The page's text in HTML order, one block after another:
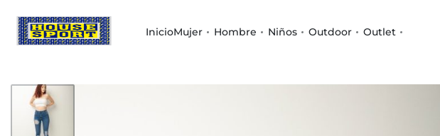
InicioMujer Hombre Niños Outdoor Outlet